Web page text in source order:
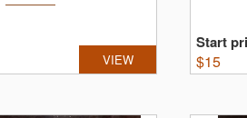
VIEW
Start
$15